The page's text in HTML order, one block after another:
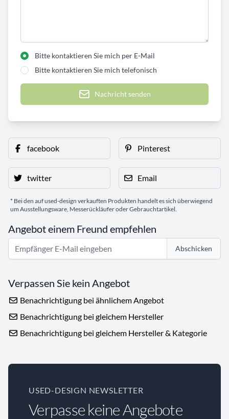
Bitte kontaktieren Sie mich per E-Mail
Bitte kontaktieren Sie mich telefonisch
Nachricht senden
facebook Pinterest
twitter Email
* Bei den auf used-design verkauften Produkten handelt es sich überwiegend
um Ausstellungsware, Messerückläufer oder Gebrauchtartikel.
Angebot einem Freund empfehlen
Abschicken
Verpassen Sie kein Angebot
Benachrichtigung bei ähnlichem Angebot
Benachrichtigung bei gleichem Hersteller
Benachrichtigung bei gleichem Hersteller & Kategorie
USED-DESIGN NEWSLETTER
Verpasse keine Angebote